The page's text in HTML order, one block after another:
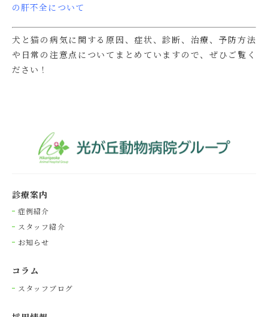
の肝不全について
犬と猫の病気に関する原因、症状、診断、治療、予防方法
や日常の注意点についてまとめていますので、ぜひご覧く
ださい！
診療案内
症例紹介
スタッフ紹介
お知らせ
コラム
スタッフブログ